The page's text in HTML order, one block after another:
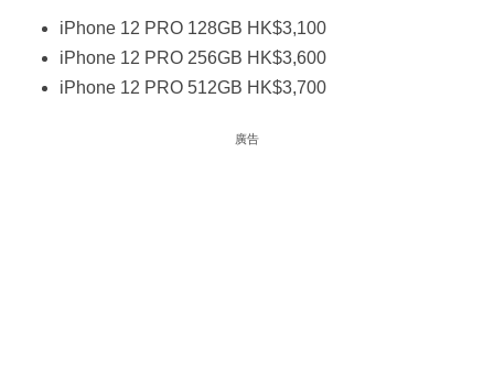
iPhone 12 PRO 128GB HK$3,100
iPhone 12 PRO 256GB HK$3,600
iPhone 12 PRO 512GB HK$3,700
廣告